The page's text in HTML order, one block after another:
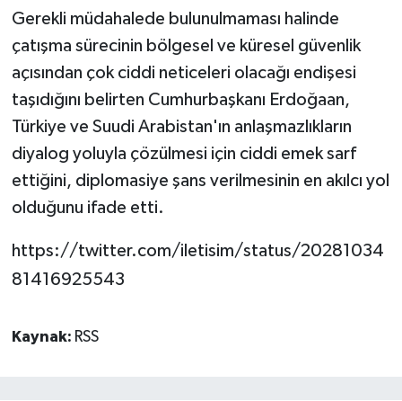
Gerekli müdahalede bulunulmaması halinde
çatışma sürecinin bölgesel ve küresel güvenlik
açısından çok ciddi neticeleri olacağı endişesi
taşıdığını belirten Cumhurbaşkanı Erdoğaan,
Türkiye ve Suudi Arabistan'ın anlaşmazlıkların
diyalog yoluyla çözülmesi için ciddi emek sarf
ettiğini, diplomasiye şans verilmesinin en akılcı yol
olduğunu ifade etti.
https://twitter.com/iletisim/status/20281034
81416925543
Kaynak: RSS